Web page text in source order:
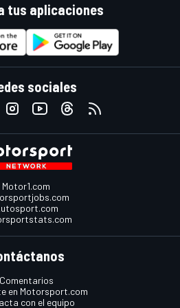
tus aplicaciones
sociales
Motor1.com
Comentarios
en Motorsport.com
con el equipo